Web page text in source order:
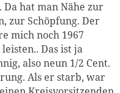
hat man Nähe zur
zur Schöpfung. Der
mich noch 1967
Das ist ja
also neun 1/2 Cent.
Als er starb, war